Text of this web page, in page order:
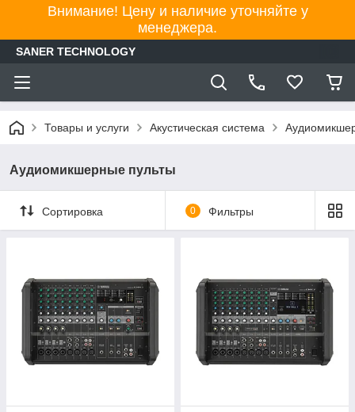
Внимание! Цену и наличие уточняйте у
менеджера.
SANER TECHNOLOGY
Товары и услуги Акустическая система
Аудиомикшерные пульты
Сортировка 0 Фильтры